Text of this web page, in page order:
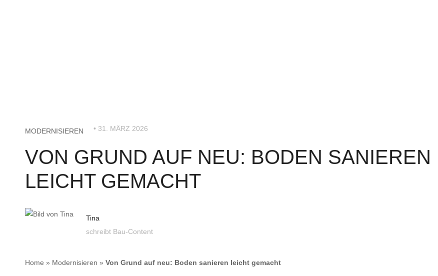
MODERNISIEREN • 31. MÄRZ 2026
VON GRUND AUF NEU: BODEN SANIEREN
LEICHT GEMACHT
Tina
schreibt Bau-Content
Home » Modernisieren » Von Grund auf neu: Boden sanieren leicht gemacht